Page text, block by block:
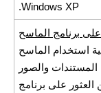
Windows XP.
برنامج الماسح
استخدام الماسح
والصور
العثور على برنامج